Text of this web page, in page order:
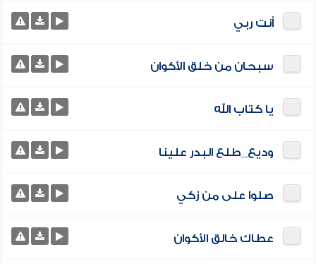
أنت ربي
سبحان من خلق الأكوان
يا كتاب الله
وديع_طلع البدر علينا
صلوا على من زكي
عطاك خالق الأكوان